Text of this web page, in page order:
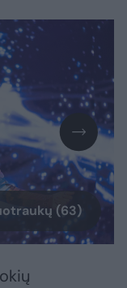
(63)